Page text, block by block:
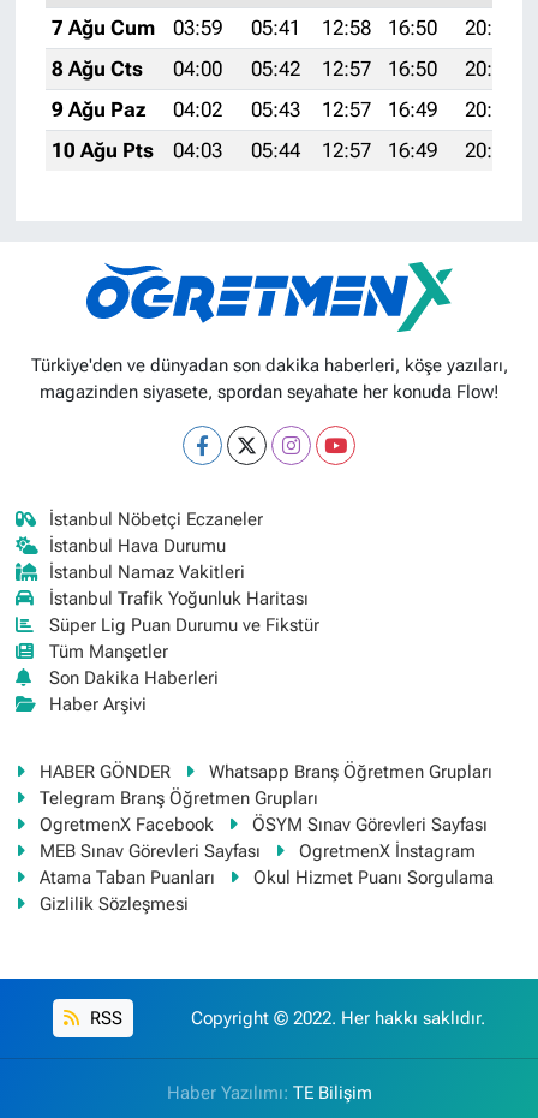
7 Ağu Cum
03:59 05:41 12:58 16:50
20:04
8 Ağu Cts
04:00 05:42 12:57 16:50
20:03
9 Ağu Paz
04:02 05:43 12:57 16:49
20:02
10 Ağu Pts
04:03 05:44 12:57 16:49 20:01
Türkiye'den ve dünyadan son dakika haberleri, köşe yazıları,
magazinden siyasete, spordan seyahate her konuda Flow!
İstanbul Nöbetçi Eczaneler
İstanbul Hava Durumu
İstanbul Namaz Vakitleri
İstanbul Trafik Yoğunluk Haritası
Süper Lig Puan Durumu ve Fikstür
Tüm Manşetler
Son Dakika Haberleri
Haber Arşivi
HABER GÖNDER
Whatsapp Branş Öğretmen Grupları
Telegram Branş Öğretmen Grupları
OgretmenX Facebook
ÖSYM Sınav Görevleri Sayfası
MEB Sınav Görevleri Sayfası
OgretmenX İnstagram
Atama Taban Puanları
Okul Hizmet Puanı Sorgulama
Gizlilik Sözleşmesi
RSS Copyright © 2022. Her hakkı saklıdır.
Haber Yazılımı: TE Bilişim